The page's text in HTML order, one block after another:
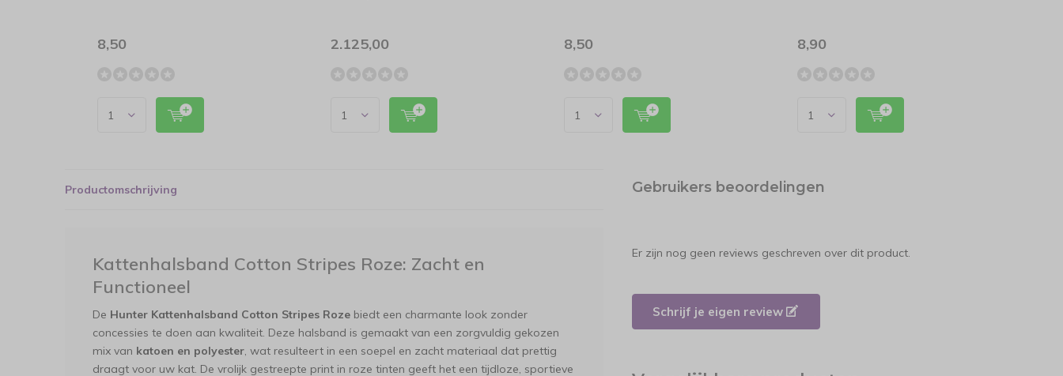
8,50 2.125,00 8,50 8,90
Productomschrijving
Kattenhalsband Cotton Stripes Roze: Zacht en
Functioneel
De Hunter Kattenhalsband Cotton Stripes Roze biedt een charmante look zonder
concessies te doen aan kwaliteit. Deze halsband is gemaakt van een zorgvuldig gekozen
mix van katoen en polyester, wat resulteert in een soepel en zacht materiaal dat prettig
draagt voor uw kat. De vrolijk gestreepte print in roze tinten geeft het een tijdloze, sportieve
Gebruikers beoordelingen
Er zijn nog geen reviews geschreven over dit product.
Schrijf je eigen review